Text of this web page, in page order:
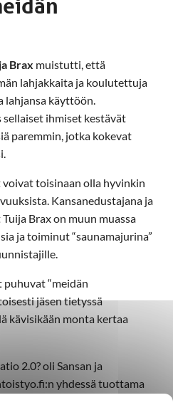
Brax muistutti, että
lahjakkaita ja koulutettuja
lahjansa käyttöön.
ihmiset kestävät
paremmin, jotka kokevat
toisinaan olla hyvinkin
Kansanedustajana ja
Brax on muun muassa
ja toiminut “saunamajurina”
“meidän
jäsen tietyssä
kävisikään monta kertaa
2.0? oli Sansan ja
yhdessä tuottama